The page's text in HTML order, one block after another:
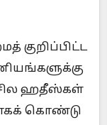
குறிப்பிட்ட
ஹதீஸ்கள்
கொண்டு